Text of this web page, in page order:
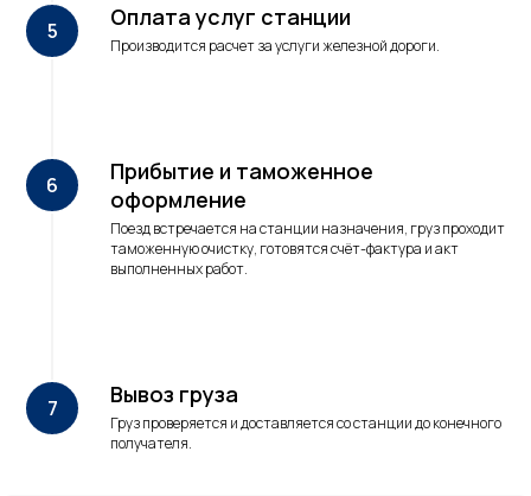
Оплата услуг станции
Производится расчет за услуги железной дороги.
Прибытие и таможенное
оформление
Поезд встречается на станции назначения, груз проходит
таможенную очистку, готовятся счёт-фактура и акт
выполненных работ.
Вывоз груза
Груз проверяется и доставляется со станции до конечного
получателя.